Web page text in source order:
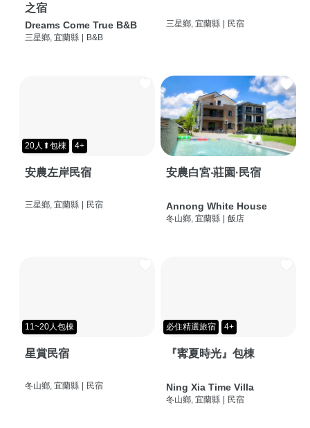
之宿
Dreams Come True B&B
三星鄉, 宜蘭縣 | B&B
三星鄉, 宜蘭縣 | 民宿
20人⬆包棟 4+
安農左岸民宿
三星鄉, 宜蘭縣 | 民宿
安農白宮‧莊園·民宿
Annong White House
冬山鄉, 宜蘭縣 | 飯店
11~20人包棟
星賞民宿
冬山鄉, 宜蘭縣 民宿
必住精選旅宿 4+
『寗夏時光』包棟
Ning Xia Time Villa
冬山鄉, 宜蘭縣 民宿